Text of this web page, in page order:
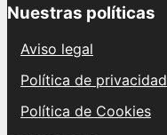
Nuestras políticas
Aviso legal
Política de privacidad
Política de Cookies